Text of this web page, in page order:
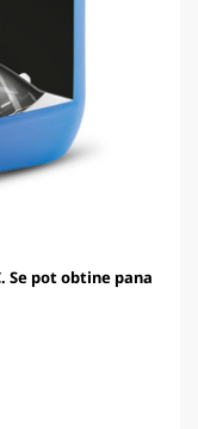
Se pot obtine pana